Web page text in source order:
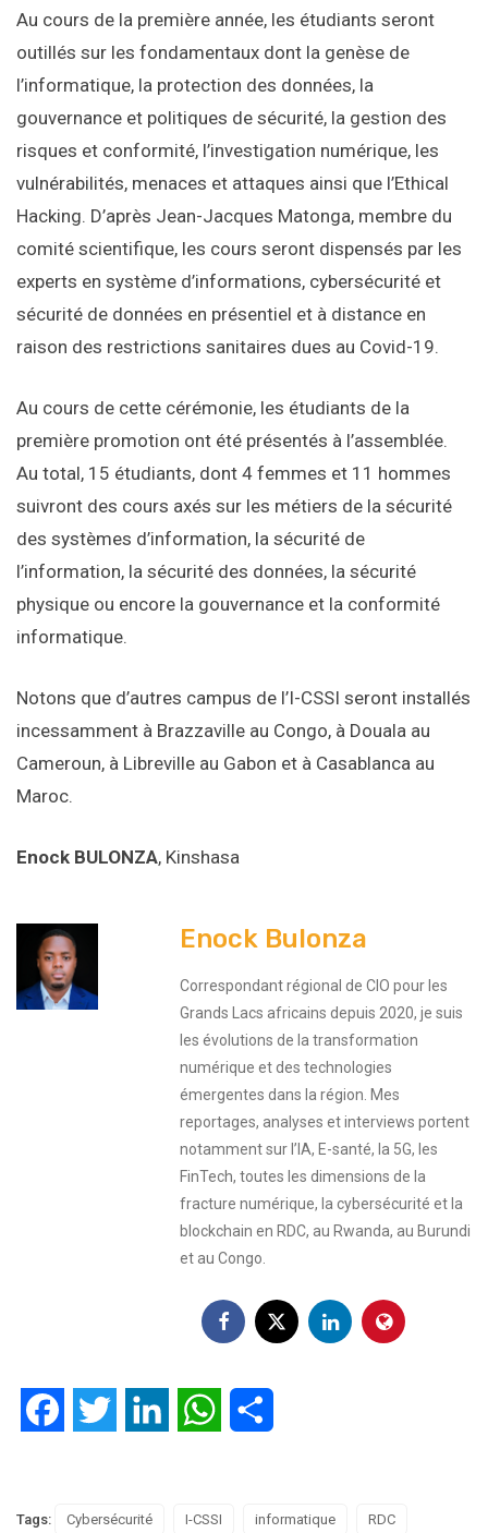
Au cours de la première année, les étudiants seront
outillés sur les fondamentaux dont la genèse de
l’informatique, la protection des données, la
gouvernance et politiques de sécurité, la gestion des
risques et conformité, l’investigation numérique, les
vulnérabilités, menaces et attaques ainsi que l’Ethical
Hacking. D’après Jean-Jacques Matonga, membre du
comité scientifique, les cours seront dispensés par les
experts en système d’informations, cybersécurité et
sécurité de données en présentiel et à distance en
raison des restrictions sanitaires dues au Covid-19.
Au cours de cette cérémonie, les étudiants de la
première promotion ont été présentés à l’assemblée.
Au total, 15 étudiants, dont 4 femmes et 11 hommes
suivront des cours axés sur les métiers de la sécurité
des systèmes d’information, la sécurité de
l’information, la sécurité des données, la sécurité
physique ou encore la gouvernance et la conformité
informatique.
Notons que d’autres campus de l’I-CSSI seront installés
incessamment à Brazzaville au Congo, à Douala au
Cameroun, à Libreville au Gabon et à Casablanca au
Maroc.
Enock BULONZA, Kinshasa
Enock Bulonza
Correspondant régional de CIO pour les
Grands Lacs africains depuis 2020, je suis
les évolutions de la transformation
numérique et des technologies
émergentes dans la région. Mes
reportages, analyses et interviews portent
notamment sur l’IA, E-santé, la 5G, les
FinTech, toutes les dimensions de la
fracture numérique, la cybersécurité et la
blockchain en RDC, au Rwanda, au Burundi
et au Congo.
FacebookTwitter LinkedIn WhatsApp
Tags: Cybersécurité I-CSSI informatique RDC